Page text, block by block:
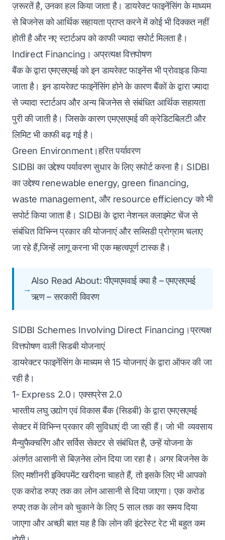
ज़रूरतें है, उनका हल किया जाता है। डायरेक्ट फाइनेंसिंग के माध्यम
से बिजनेस को आर्थिक सहायता प्राप्त करने में कोई भी दिक्कत नहीं
होती है और नए स्टार्टअप को काफी ज्यादा सपोर्ट मिलता है।
Indirect Financing। अप्रत्यक्ष वित्तपोषण
बैंक के द्वारा एमएसएमई को इन डायरेक्ट फाइनेंस भी प्रोवाइड किया
जाता है। इन डायरेक्ट फाइनेंसिंग होने के कारण बैंकों के द्वारा ज्यादा
से ज्यादा स्टार्टअप और अन्य बिजनेस से संबंधित आर्थिक सहायता
पुरी की जाती है। जिसके कारण एमएसएमई की क्रेडिटबिलटी और
लिमिट भी काफी बढ़ गई है।
Green Environment।हरित पर्यावरण
SIDBI का उद्देश्य पर्यावरण सुधार के लिए सपोर्ट करना है। SIDBI
का उद्देश्य renewable energy, green financing,
waste management, और resource efficiency को भी
सपोर्ट किया जाता है। SIDBI के द्वारा नेशनल क्लाइमेट चेंज से
संबंधित विभिन्न प्रकार की योजनाएं और सब्सिडी प्रोग्राम चलाए
जा रहे हैं,जिन्हें लागू करना भी एक महत्वपूर्ण टास्क है।
Also Read About:पीएमएमवाई क्या है – एमएसएमई
ऋण – सरकारी विवरण
SIDBI Schemes Involving Direct Financing।प्रत्यक्ष
वित्तपोषण वाली सिडबी योजनाएं
डायरेक्टर फाइनेंसिंग के माध्यम से 15 योजनाएं के द्वारा ऑफर की जा
रही है।
1- Express 2.0। एक्सप्रेस 2.0
भारतीय लघु उद्योग एवं विकास बैंक (सिडबी) के द्वारा एमएसएमई
सेक्टर में विभिन्न प्रकार की सुविधाएं दी जा रही हैं। जो भी व्यवसाय
मैन्युफैक्चरिंग और सर्विस सेक्टर से संबंधित है, उन्हें योजना के
अंतर्गत आसानी से बिज़नेस लोन दिया जा रहा है। अगर बिजनेस के
लिए मशीनरी इक्विपमेंट खरीदना चाहते हैं, तो इसके लिए भी आपको
एक करोड रुपए तक का लोन आसानी से दिया जाएगा। एक करोड
रुपए तक के लोन को चुकाने के लिए 5 साल तक का समय दिया
जाएगा और अच्छी बात यह है कि लोन की इंटरेस्ट रेट भी बहुत कम